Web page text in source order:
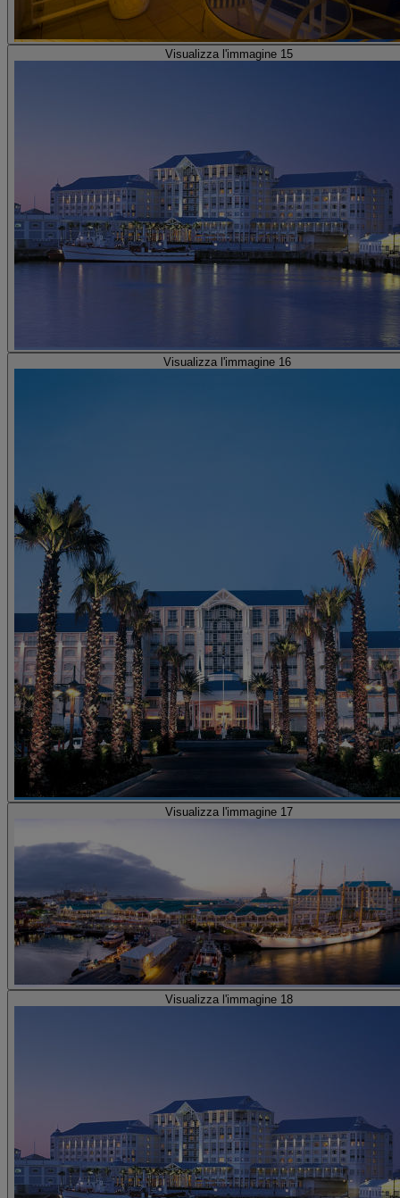
Visualizza l'immagine 15
Visualizza l'immagine 16
Visualizza l'immagine 17
Visualizza l'immagine 18